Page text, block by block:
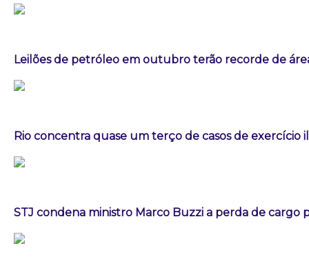
Leilões de petróleo em outubro terão recorde de
Rio concentra quase um terço de casos de exercício
STJ condena ministro Marco Buzzi a perda de cargo